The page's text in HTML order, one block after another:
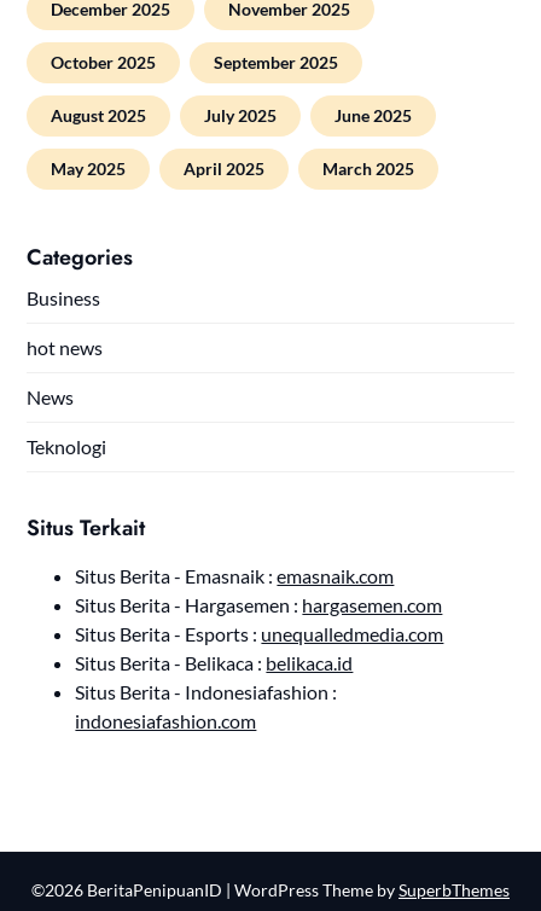
December 2025 November 2025
October 2025 September 2025
August 2025 July 2025 June 2025
May 2025 April 2025 March 2025
Categories
Business
hot news
News
Teknologi
Situs Terkait
Situs Berita - Emasnaik :emasnaik.com
Situs Berita - Hargasemen : hargasemen.com
Situs Berita - Esports : unequalledmedia.com
Situs Berita - Belikaca : belikaca.id
Situs Berita - Indonesiafashion :
indonesiafashion.com
©2026 BeritaPenipuanID | WordPress Theme bySuperbThemes